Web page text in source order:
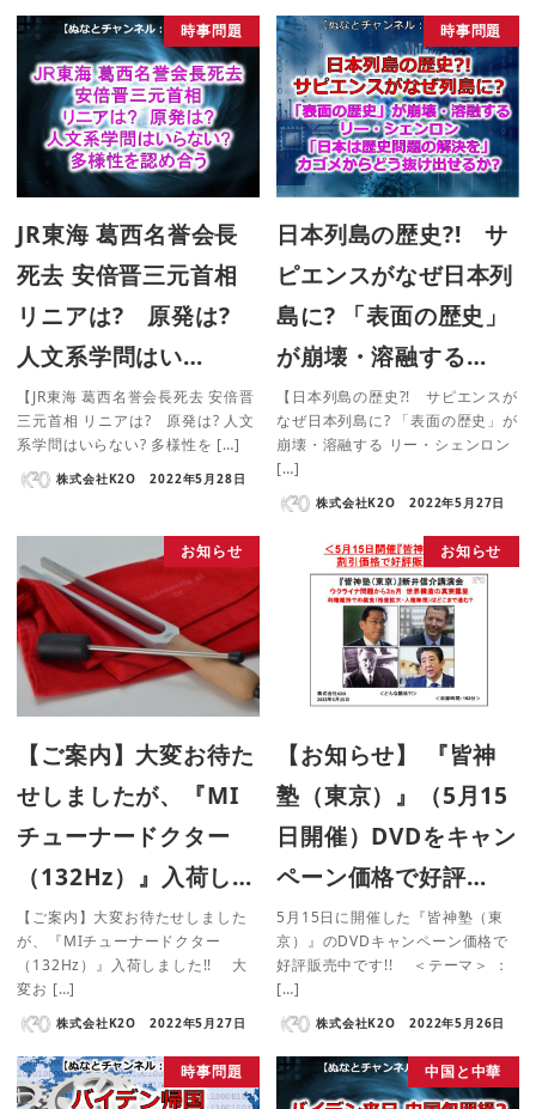
時事問題
JR東海 葛西名誉会長
死去 安倍晋三元首相
リニアは? 原発は?
人文系学問はい…
【JR東海 葛西名誉会長死去 安倍晋
三元首相 リニアは? 原発は? 人文
系学問はいらない? 多様性を […]
株式会社K2O 2022年5月28日
時事問題
日本列島の歴史?! サ
ピエンスがなぜ日本列
島に? 「表面の歴史」
が崩壊・溶融する…
【日本列島の歴史?! サピエンスが
なぜ日本列島に? 「表面の歴史」が
崩壊・溶融する リー・シェンロン
[…]
株式会社K2O 2022年5月27日
お知らせ
【ご案内】大変お待た
せしましたが、『MI
チューナードクター
（132Hz）』入荷し…
【ご案内】大変お待たせしました
が、『MIチューナードクター
（132Hz）』入荷しました!! 大
変お […]
株式会社K2O 2022年5月27日
お知らせ
【お知らせ】 『皆神
塾（東京）』（5月15
日開催）DVDをキャン
ペーン価格で好評…
5月15日に開催した『皆神塾（東
京）』のDVDキャンペーン価格で
好評販売中です!! ＜テーマ＞ ：
[…]
株式会社K2O 2022年5月26日
時事問題 中国と中華